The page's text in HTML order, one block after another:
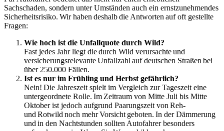
Sachschaden, sondern unter Umständen auch ein ernstzunehmendes
Sicherheitsrisiko. Wir haben deshalb die Antworten auf oft gestellte
Fragen:
Wie hoch ist die Unfallquote durch Wild?
Fast jedes Jahr liegt die durch Wild verursachte und
versicherungsrelevante Unfallzahl auf deutschen Straßen bei
über 250.000 Fällen.
Ist es nur im Frühling und Herbst gefährlich?
Nein! Die Jahreszeit spielt im Vergleich zur Tageszeit eine
untergeordnete Rolle. Im Zeitraum von Mitte Juli bis Mitte
Oktober ist jedoch aufgrund Paarungszeit von Reh-
und Rotwild noch mehr Vorsicht geboten. In der Dämmerung
und in den Nachtstunden sollten Autofahrer besonders